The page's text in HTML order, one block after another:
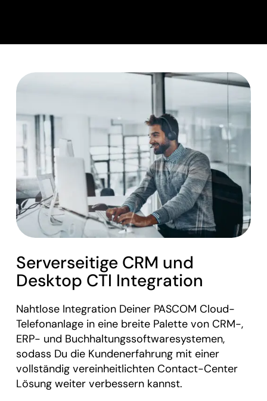
Serverseitige CRM und
Desktop CTI Integration
Nahtlose Integration Deiner PASCOM Cloud-
Telefonanlage in eine breite Palette von CRM-,
ERP- und Buchhaltungssoftwaresystemen,
sodass Du die Kundenerfahrung mit einer
vollständig vereinheitlichten Contact-Center
Lösung weiter verbessern kannst.